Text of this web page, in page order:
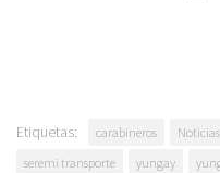
Etiquetas: carabineros Noticias
seremi transporte
yungay